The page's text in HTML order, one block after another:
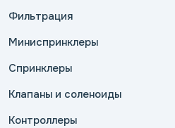
Фильтрация
Миниспринклеры
Спринклеры
Клапаны и соленоиды
Контроллеры